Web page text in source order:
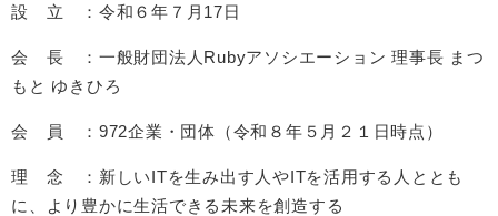
設 立 ：令和６年７月17日
会 長 ：一般財団法人Rubyアソシエーション 理事長 まつ
もと ゆきひろ
会 員 ：972企業・団体（令和８年５月２１日時点）
理 念 ：新しいITを生み出す人やITを活用する人ととも
に、より豊かに生活できる未来を創造する